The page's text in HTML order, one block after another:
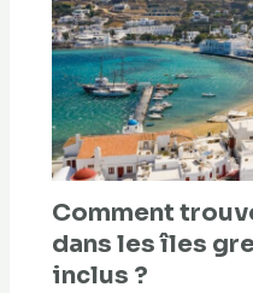
Comment
dans les îles
inclus ?